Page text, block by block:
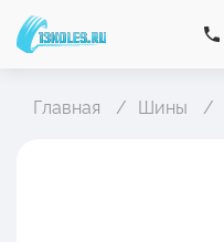
Главная Шины